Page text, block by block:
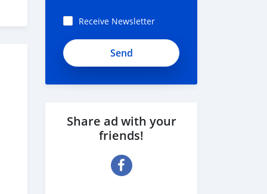
Receive Newsletter
Share ad with your
friends!